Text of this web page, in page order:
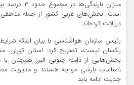
میزان
است. بخش‌های غربی کشور از جمله
دریافت کرده‌اند.
رئیس سازمان هواشناسی با بیان اینکه
یکسان نیست، تصریح کرد: استان تهران،
بخش‌هایی از دامنه جنوبی البرز همچنان
نامناسب بارشی مواجه هستند و مدیریت
جدیت ادامه یابد.